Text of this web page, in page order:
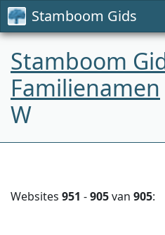
Stamboom Gids
Stamboom
Familienamen
W
Websites 951 -905van 905: